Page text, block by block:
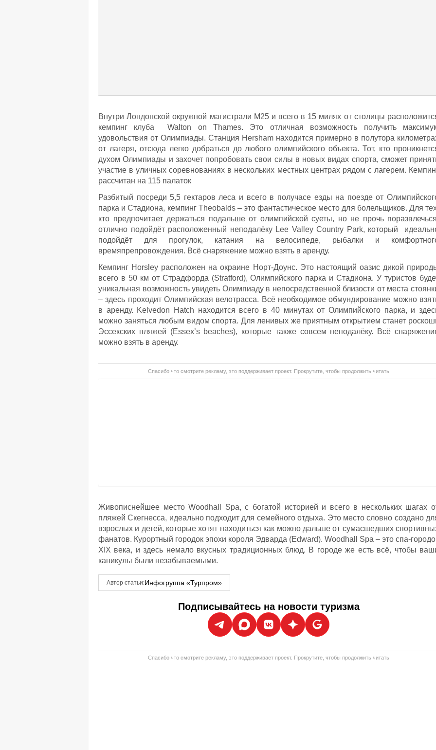
Внутри Лондонской окружной магистрали M25 и всего в 15 милях от столицы
кемпинг клуба Walton on Thames. Это отличная возможность получить
удовольствия от Олимпиады. Станция Hersham находится примерно в полутора
от лагеря, отсюда легко добраться до любого олимпийского объекта. Тот, кто
духом Олимпиады и захочет попробовать свои силы в новых видах спорта, сможет
участие в уличных соревнованиях в нескольких местных центрах рядом с лагерем.
рассчитан на 115 палаток
Разбитый посреди 5,5 гектаров леса и всего в получасе езды на поезде от
парка и Стадиона, кемпинг Theobalds – это фантастическое место для болельщиков. Для
кто предпочитает держаться подальше от олимпийской суеты, но не прочь
отлично подойдёт расположенный неподалёку Lee Valley Country Park, который
подойдёт для прогулок, катания на велосипеде, рыбалки и
времяпрепровождения. Всё снаряжение можно взять в аренду.
Кемпинг Horsley расположен на окраине Норт-Доунс. Это настоящий оазис дикой
всего в 50 км от Страдфорда (Stratford), Олимпийского парка и Стадиона. У туристов
уникальная возможность увидеть Олимпиаду в непосредственной близости от места
– здесь проходит Олимпийская велотрасса. Всё необходимое обмундирование можно
в аренду. Kelvedon Hatch находится всего в 40 минутах от Олимпийского парка, и
можно заняться любым видом спорта. Для ленивых же приятным открытием станет
Эссекских пляжей (Essex’s beaches), которые также совсем неподалёку. Всё
можно взять в аренду.
Спасибо что смотрите рекламу, это поддерживает проект. Прокрутите, чтобы продолжить читать
Живописнейшее место Woodhall Spa, с богатой историей и всего в нескольких шагах
пляжей Скегнесса, идеально подходит для семейного отдыха. Это место словно создано
взрослых и детей, которые хотят находиться как можно дальше от сумасшедших
фанатов. Курортный городок эпохи короля Эдварда (Edward). Woodhall Spa – это спа-
XIX века, и здесь немало вкусных традиционных блюд. В городе же есть всё, чтобы
каникулы были незабываемыми.
Автор статьи:Инфогруппа «Турпром»
Подписывайтесь на новости туризма
Спасибо что смотрите рекламу, это поддерживает проект. Прокрутите, чтобы продолжить читать